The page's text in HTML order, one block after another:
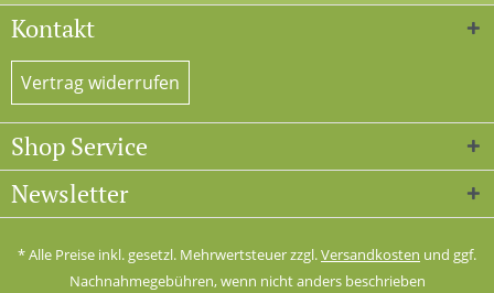
Kontakt
Vertrag widerrufen
Shop Service
Newsletter
* Alle Preise inkl. gesetzl. Mehrwertsteuer zzgl.Versandkosten und ggf.
Nachnahmegebühren, wenn nicht anders beschrieben